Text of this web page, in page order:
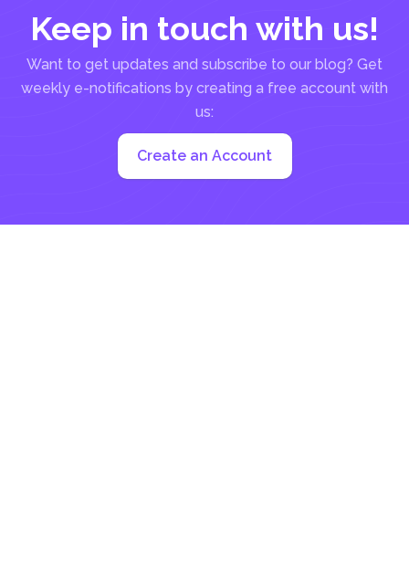
然图像很棒，它吸引你的朋友和读者到您的个人资
Keep in touch with us!
Want to get updates and subscribe to our blog? Get
weekly e-notifications by creating a free account with
us:
Create an Account